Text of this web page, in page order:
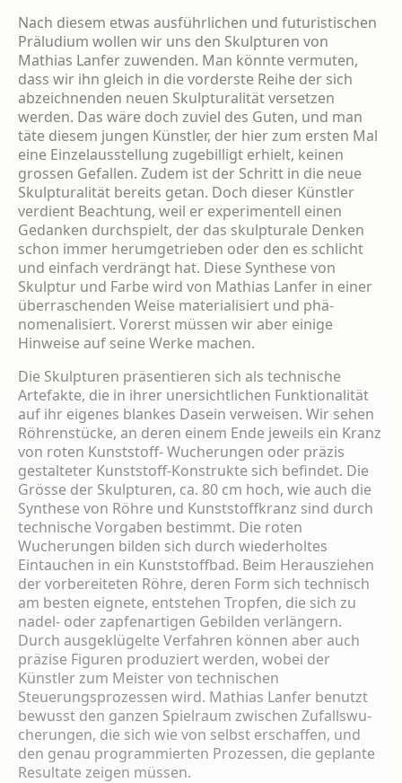
Nach diesem etwas ausführlichen und fu­turistischen
Präludium wollen wir uns den Skulpturen von
Mathias Lanfer zuwenden. Man könnte vermuten,
dass wir ihn gleich in die vorderste Reihe der sich
abzeichnenden neuen Skulpturalität versetzen
werden. Das wäre doch zuviel des Guten, und man
täte diesem jungen Künstler, der hier zum ersten Mal
eine Einzelausstellung zugebilligt erhielt, keinen
grossen Gefallen. Zudem ist der Schritt in die neue
Skulpturalität bereits getan. Doch dieser Künstler
verdient Beachtung, weil er experimentell einen
Gedanken durchspielt, der das skulpturale Denken
schon immer her­umgetrieben oder den es schlicht
und einfach verdrängt hat. Diese Synthese von
Skulptur und Farbe wird von Mathias Lanfer in einer
überraschenden Weise materialisiert und phä­
nomenalisiert. Vorerst müssen wir aber einige
Hinweise auf seine Werke machen.
Die Skulpturen präsentieren sich als techni­sche
Artefakte, die in ihrer unersichtlichen Funktionalität
auf ihr eigenes blankes Dasein verweisen. Wir sehen
Röhrenstücke, an deren einem Ende jeweils ein Kranz
von roten Kunst­stoff- Wucherungen oder präzis
gestalteter Kunststoff-Konstrukte sich befindet. Die
Grös­se der Skulpturen, ca. 80 cm hoch, wie auch die
Synthese von Röhre und Kunststoffkranz sind durch
technische Vorgaben bestimmt. Die roten
Wucherungen bilden sich durch wieder­holtes
Eintauchen in ein Kunststoffbad. Beim Herausziehen
der vorbereiteten Röhre, deren Form sich technisch
am besten eignete, ent­stehen Tropfen, die sich zu
nadel- oder zap­fenartigen Gebilden verlängern.
Durch ausge­klügelte Verfahren können aber auch
präzise Figuren produziert werden, wobei der
Künstler zum Meister von technischen
Steuerungspro­zessen wird. Mathias Lanfer benutzt
bewusst den ganzen Spielraum zwischen Zufallswu­
cherungen, die sich wie von selbst erschaffen, und
den genau programmierten Prozessen, die geplante
Resultate zeigen müssen.